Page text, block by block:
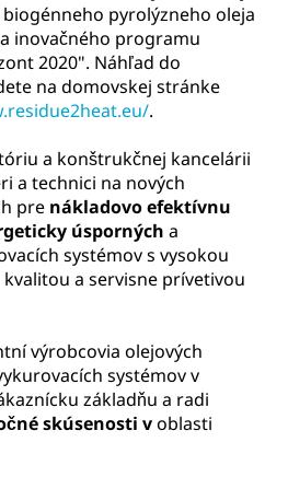
pyrolýzneho oleja
inovačného programu
2020". Náhľad do
na domovskej stránke
.
a konštrukčnej kancelárii
a technici na nových
pre nákladovo efektívnu
úsporných a
systémov s vysokou
a servisne prívetivou
výrobcovia olejových
systémov v
základňu a radi
skúsenosti voblasti